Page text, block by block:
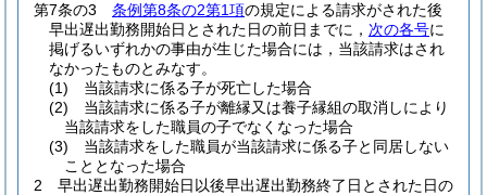
第7条の3
条例第8条の2第1項の規定による請求がされた後
早出遅出勤務開始日とされた日の前日までに， 次の各号に
掲げるいずれかの事由が生じた場合には，当該請求はされ
なかったものとみなす。
(1)
当該請求に係る子が死亡した場合
(2)
当該請求に係る子が離縁又は養子縁組の取消しにより
当該請求をした職員の子でなくなった場合
(3)
当該請求をした職員が当該請求に係る子と同居しない
こととなった場合
2
早出遅出勤務開始日以後早出遅出勤務終了日とされた日の